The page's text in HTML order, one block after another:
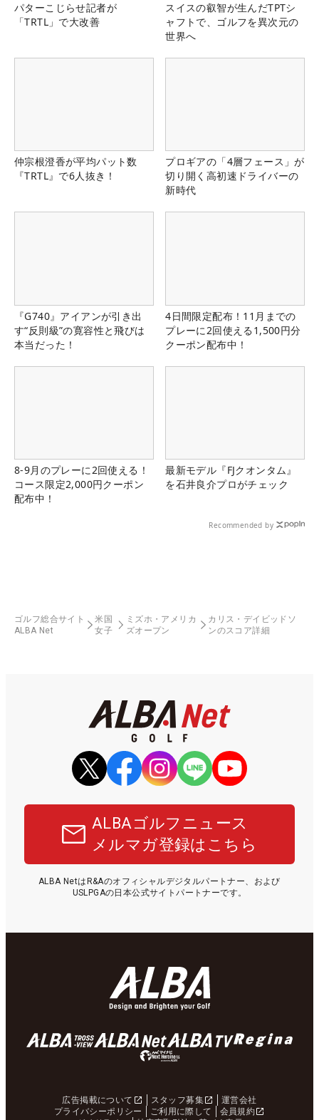
パターこじらせ記者が
「TRTL」で大改善
スイスの叡智が生んだTPTシ
ャフトで、ゴルフを異次元の
世界へ
仲宗根澄香が平均パット数
『TRTL』で6人抜き！
プロギアの「4層フェース」が
切り開く高初速ドライバーの
新時代
『G740』アイアンが引き出
す“反則級”の寛容性と飛びは
本当だった！
4日間限定配布！11月までの
プレーに2回使える1,500円分
クーポン配布中！
8-9月のプレーに2回使える！
コース限定2,000円クーポン
配布中！
最新モデル『FJクオンタム』
を石井良介プロがチェック
Recommended by
ゴルフ総合サイト
ALBA Net
米国
女子
ミズホ・アメリカ
ズオープン
カリス・デイビッドソ
ンのスコア詳細
ALBAゴルフニュース
メルマガ登録はこちら
ALBA NetはR&Aのオフィシャルデジタルパートナー、および
USLPGAの日本公式サイトパートナーです。
広告掲載について スタッフ募集
運営会社
プライバシーポリシー
ご利用に際して
会員規約